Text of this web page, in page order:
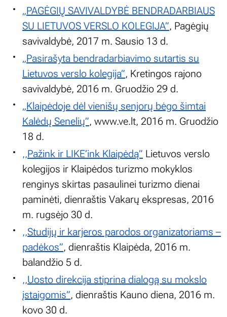
„PAGĖGIŲ SAVIVALDYBĖ BENDRADARBIAUS
SU LIETUVOS VERSLO KOLEGIJA”, Pagėgių
savivaldybė, 2017 m. Sausio 13 d.
„Pasirašyta bendradarbiavimo sutartis su
Lietuvos verslo kolegija”, Kretingos rajono
savivaldybė, 2016 m. Gruodžio 29 d.
„Klaipėdoje dėl vienišų senjorų bėgo šimtai
Kalėdų Senelių”, www.ve.lt, 2016 m. Gruodžio
18 d.
,,Pažink ir LIKE’ink Klaipėdą” Lietuvos verslo
kolegijos ir Klaipėdos turizmo mokyklos
renginys skirtas pasaulinei turizmo dienai
paminėti, dienraštis Vakarų ekspresas, 2016
m. rugsėjo 30 d.
,,Studijų ir karjeros parodos organizatoriams –
padėkos”, dienraštis Klaipėda, 2016 m.
balandžio 5 d.
,,Uosto direkcija stiprina dialogą su mokslo
įstaigomis”, dienraštis Kauno diena, 2016 m.
kovo 30 d.